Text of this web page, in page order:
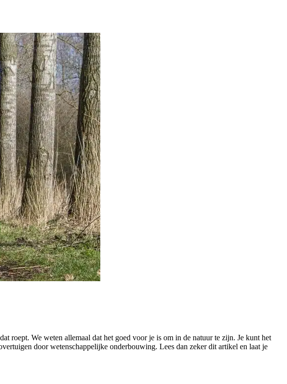
roept. We weten allemaal dat het goed voor je is om in de natuur te zijn. Je kunt het
door wetenschappelijke onderbouwing. Lees dan zeker dit artikel en laat je